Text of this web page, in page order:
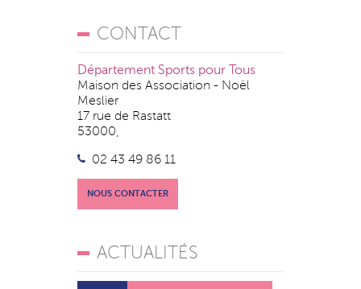
CONTACT
Département Sports pour Tous
Maison des Association - Noël
Meslier
17 rue de Rastatt
53000,
02 43 49 86 11
NOUS CONTACTER
ACTUALITÉS